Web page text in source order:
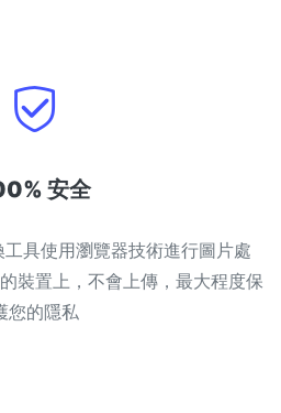
安全
具使用瀏覽器技術進行圖片處
裝置上，不會上傳，最大程度保
您的隱私